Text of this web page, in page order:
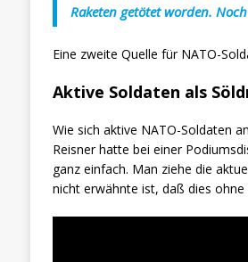
Raketen getötet worden.
Eine zweite Quelle für NATO-
Aktive Soldaten als
Wie sich aktive NATO-Soldaten
Reisner hatte bei einer
ganz einfach. Man ziehe die
nicht erwähnte ist, daß dies